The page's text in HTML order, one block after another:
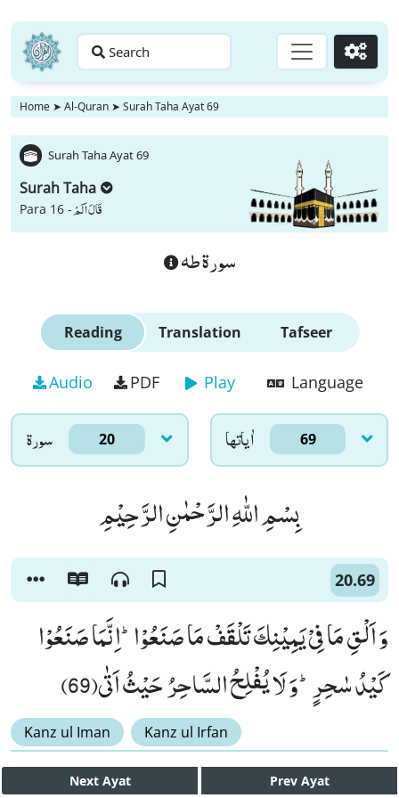
Search Go
Home ➤ Al-Quran ➤ Surah Taha Ayat 69
Surah Taha Ayat 69
Surah Taha
Para 16 -قَالَ اَلَمْ
سورة طه
Reading Translation Tafseer
Audio PDF Play Language
سورۃ 20 اٰياتها 69
بِسْمِ اللّٰهِ الرَّحْمٰنِ الرَّحِیْمِ
20.69
وَ اَلْقِ مَا فِیْ یَمِیْنِكَ تَلْقَفْ مَا صَنَعُوْاؕ-اِنَّمَا صَنَعُوْا
كَیْدُ سٰحِرٍؕ-وَ لَا یُفْلِحُ السَّاحِرُ حَیْثُ اَتٰى(69)
Kanz ul Iman Kanz ul Irfan
Next Ayat Prev Ayat